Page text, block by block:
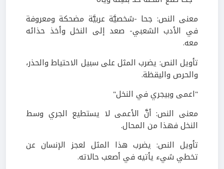
معنى النص: جحا -شخصيَّة عربيَّة مضحكة ومعروفة
في الأدب الشعبي- صعد إلى النخل وأخذ حذائه
معه.
تأويل النص: يضرب المثل على سبيل الاحتياط والحذر،
والحرص واليقظة.
"اعمى وبيجري في النخل"
معنى النص: أنَّ الأعمى لا يستطيع الجري وسط
النخل فهذا من المحال.
تأويل النص: يضرب هذا المثل لعجز الإنسان عن
تخطي شيء يأتيه في أصعب حالاته.